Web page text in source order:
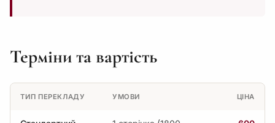
Терміни та вартість
ТИП ПЕРЕКЛАДУ УМОВИ ЦІНА